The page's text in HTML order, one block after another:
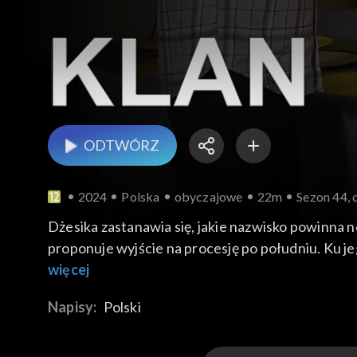
ODTWÓRZ
2024 Polska obyczajowe 22m Sezon 44,
Dżesika zastanawia się, jakie nazwisko powinna
proponuje wyjście na procesję po południu. Ku
potwierdził przyjazd ich sąsiadki. Bolek
żali się na plany Skoczka z nimi związane.
więcej
Napisy: Polski